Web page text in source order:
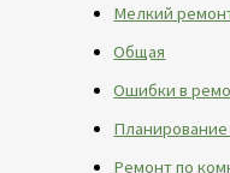
Мелкий
Общая
Ошибки в
Ремонт по